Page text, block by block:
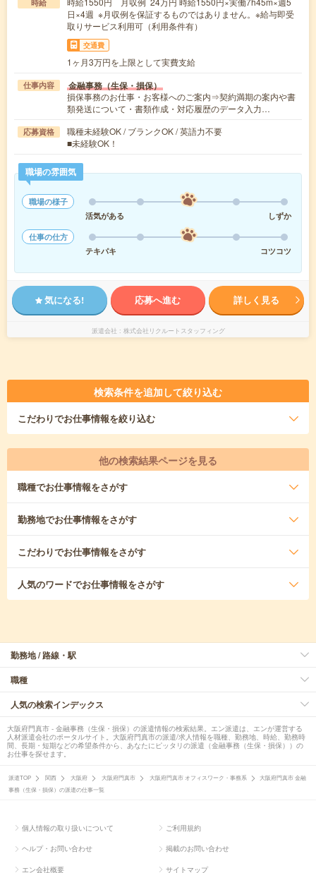
時給
日×4週 ※月収例を保証するものではありません。※給与即受
取りサービス利用可（利用条件有）
交通費
1ヶ月3万円を上限として実費支給
仕事内容 金融事務（生保・損保）
損保事務のお仕事・お客様へのご案内⇒契約満期の案内や書
類発送について・書類作成・対応履歴のデータ入力…
応募資格
職種未経験OK / ブランクOK / 英語力不要
■未経験OK！
職場の雰囲気
職場の様子
活気がある
しずか
仕事の仕方
テキパキ
コツコツ
気になる! 応募へ進む 詳しく見る
派遣会社 株式会社リクルートスタッフィング
検索条件を追加して絞り込む
こだわりでお仕事情報を絞り込む
他の検索結果ページを見る
職種でお仕事情報をさがす
勤務地でお仕事情報をさがす
こだわりでお仕事情報をさがす
人気のワードでお仕事情報をさがす
勤務地 / 路線・駅
職種
人気の検索インデックス
大阪府門真市 - 金融事務（生保・損保）の派遣情報の検索結果。エン派遣は、エンが運営する
人材派遣会社のポータルサイト。大阪府門真市の派遣/求人情報を職種、勤務地、時給、勤務時
間、長期・短期などの希望条件から、あなたにピッタリの派遣（金融事務（生保・損保））の
お仕事を探せます。
派遣TOP 関西 大阪府 大阪府門真市 大阪府門真市 オフィスワーク・事務系
大阪府門真市 金融
事務（生保・損保）の派遣の仕事一覧
個人情報の取り扱いについて ご利用規約
ヘルプ・お問い合わせ 掲載のお問い合わせ
エン会社概要 サイトマップ